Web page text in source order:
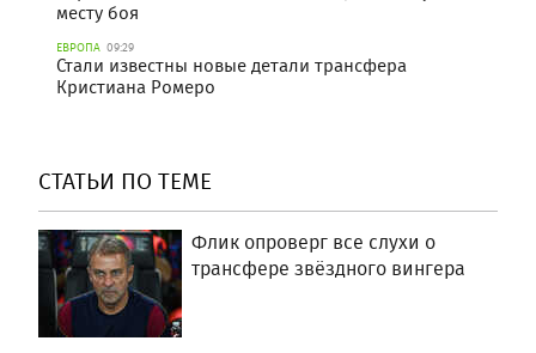
месту боя
ЕВРОПА 09:29
Стали известны новые детали трансфера
Кристиана Ромеро
СТАТЬИ ПО ТЕМЕ
Флик опроверг все слухи о
трансфере звёздного вингера